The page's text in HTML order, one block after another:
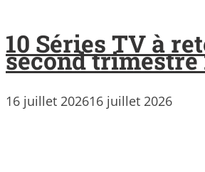
10 Séries TV à
second trimestre
16 juillet 202616 juillet 2026